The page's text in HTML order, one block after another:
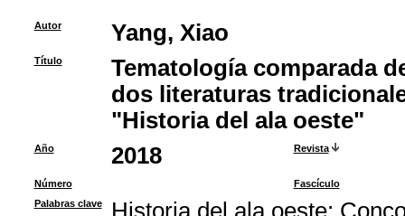
Autor Yang, Xiao
Título
Tematología comparada
dos literaturas
"Historia del ala oeste"
Año 2018 Revista
Número
Fascículo
Palabras clave
Historia del ala oeste;